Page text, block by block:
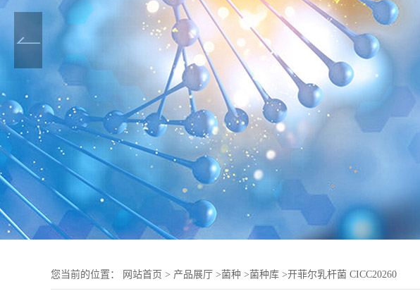
您当前的位置： 网站首页 > 产品展厅 >菌种 >菌种库 >开菲尔乳杆菌 CICC20260